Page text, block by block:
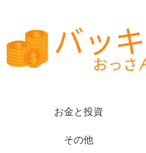
お金と投資
その他